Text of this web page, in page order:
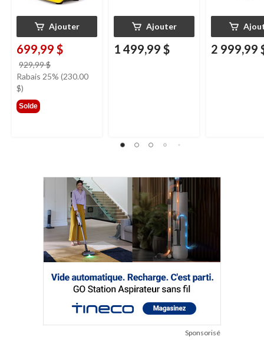
Ajouter
699,99 $
929,99 $
était
Rabais 25% (230.00
$)
Solde
Ajouter
1 499,99 $ 2 999,99
Sponsorisé